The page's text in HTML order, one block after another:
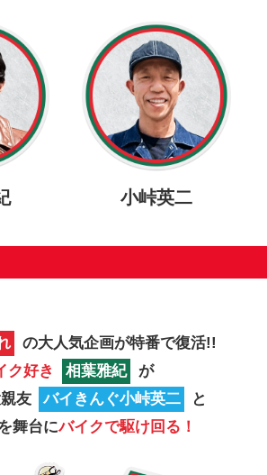
小峠英二
の大人気企画が特番で復活!!
ク好き
相葉雅紀
が
友
バイきんぐ小峠英二
と
舞台にバイクで駆け回る！